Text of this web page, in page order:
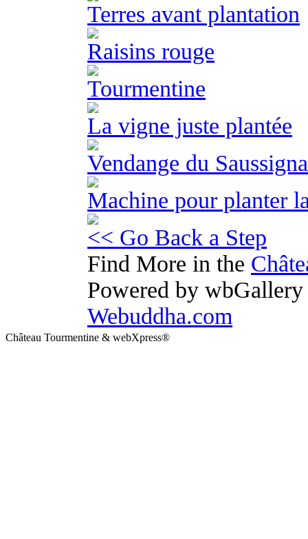
Terres avant plantation
Raisins rouge
Tourmentine
La vigne juste plantée
Vendange du
Machine pour planter
<< Go Back a Step
Find More in the
Powered by
Webuddha.com
Château Tourmentine & webXpress®